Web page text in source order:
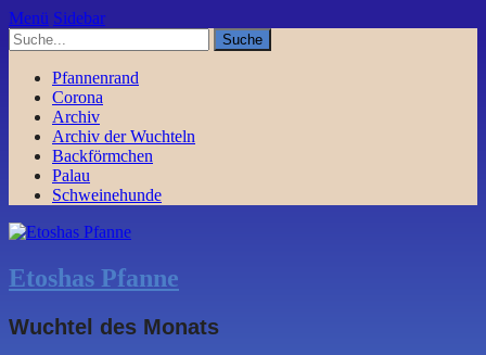
Menü Sidebar
Pfannenrand
Corona
Archiv
Archiv der Wuchteln
Backförmchen
Palau
Schweinehunde
Etoshas Pfanne
Wuchtel des Monats